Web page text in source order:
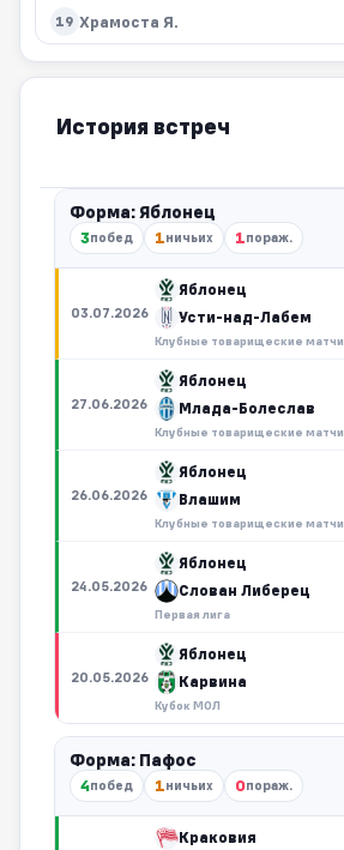
19 Храмоста Я.
История встреч
Форма: Яблонец
3побед 1ничьих 1пораж.
03.07.2026
Яблонец
Усти-над-Лабем
Клубные товарищеские матчи
27.06.2026
Яблонец
Млада-Болеслав
Клубные товарищеские матчи
26.06.2026
Яблонец
Влашим
Клубные товарищеские матчи
24.05.2026
Яблонец
Слован Либерец
Первая лига
20.05.2026
Яблонец
Карвина
Кубок МОЛ
Форма: Пафос
4побед 1ничьих 0пораж.
Краковия